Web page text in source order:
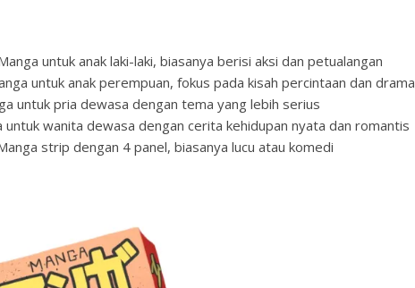
untuk anak laki-laki, biasanya berisi aksi dan petualangan
untuk anak perempuan, fokus pada kisah percintaan dan drama
untuk pria dewasa dengan tema yang lebih serius
untuk wanita dewasa dengan cerita kehidupan nyata dan romantis
strip dengan 4 panel, biasanya lucu atau komedi